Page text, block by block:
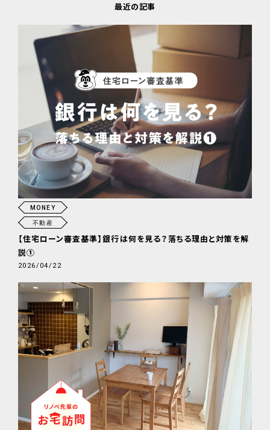
最近の記事
MONEY
不動産
【住宅ローン審査基準】銀行は何を見る？落ちる理由と対策を解
説①
2026/04/22